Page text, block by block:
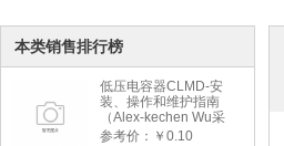
本类销售排行榜
低压电容器CLMD-安
装、操作和维护指南
（Alex-kechen Wu采
购）-2022年版
参考价：￥0.10